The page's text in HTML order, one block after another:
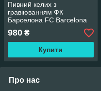
Пивний келих з
гравіюванням ФК
Барселона FC Barcelona
на дві сторони з лозунгом і
з матовою ручкою
980 ₴
Купити
Про нас